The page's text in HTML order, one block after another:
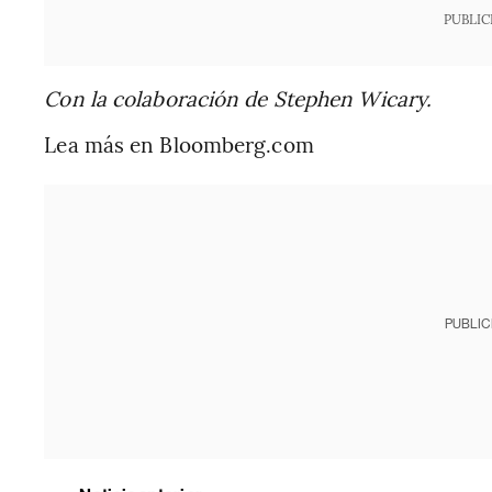
Con la colaboración de Stephen Wicary.
Lea más en Bloomberg.com